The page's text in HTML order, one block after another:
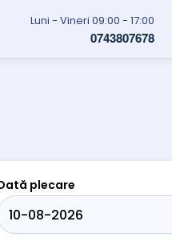
Luni - Vineri 09:00 - 17:00
0743807678
plecare